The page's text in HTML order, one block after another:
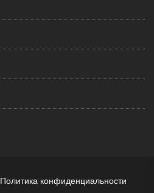
Политика конфиденциальности